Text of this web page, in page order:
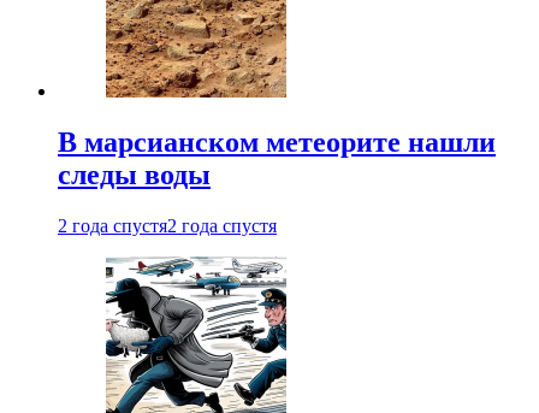
В марсианском метеорите нашли
следы воды
2 года спустя2 года спустя